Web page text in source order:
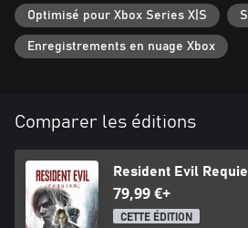
Optimisé pour Xbox Series X|S
Enregistrements en nuage Xbox
Comparer les éditions
Resident Evil
79,99 €+
CETTE ÉDITION